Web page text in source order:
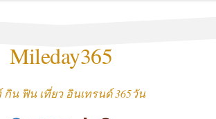
Mileday365
กิน ฟิน เที่ยว อินเทรนด์ 365วัน